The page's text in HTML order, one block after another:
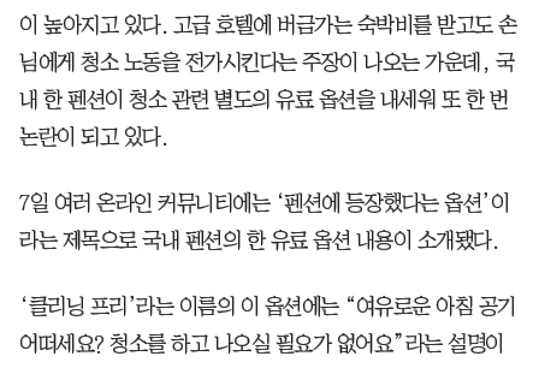
이 높아지고 있다. 고급 호텔에 버금가는 숙박비를 받고도 손
님에게 청소 노동을 전가시킨다는 주장이 나오는 가운데, 국
내 한 펜션이 청소 관련 별도의 유료 옵션을 내세워 또 한 번
논란이 되고 있다.
7일 여러 온라인 커뮤니티에는 ‘펜션에 등장했다는 옵션’이
라는 제목으로 국내 펜션의 한 유료 옵션 내용이 소개됐다.
‘클리닝 프리’라는 이름의 이 옵션에는 “여유로운 아침 공기
어떠세요? 청소를 하고 나오실 필요가 없어요”라는 설명이